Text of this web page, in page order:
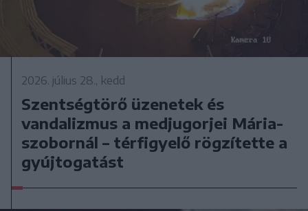
2026. július 28., kedd
Szentségtörő üzenetek és
vandalizmus a medjugorjei Mária-
szobornál – térfigyelő rögzítette a
gyújtogatást